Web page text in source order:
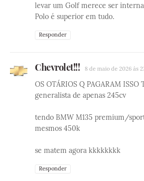
levar um Golf merece ser
Polo é superior em tudo.
Responder
Chevrolet!!! 8 de maio de 2026 às
OS OTÁRIOS Q PAGARAM
generalista de apenas 245cv
tendo BMW M135 premium/
mesmos 450k
se matem agora kkkkkkkk
Responder